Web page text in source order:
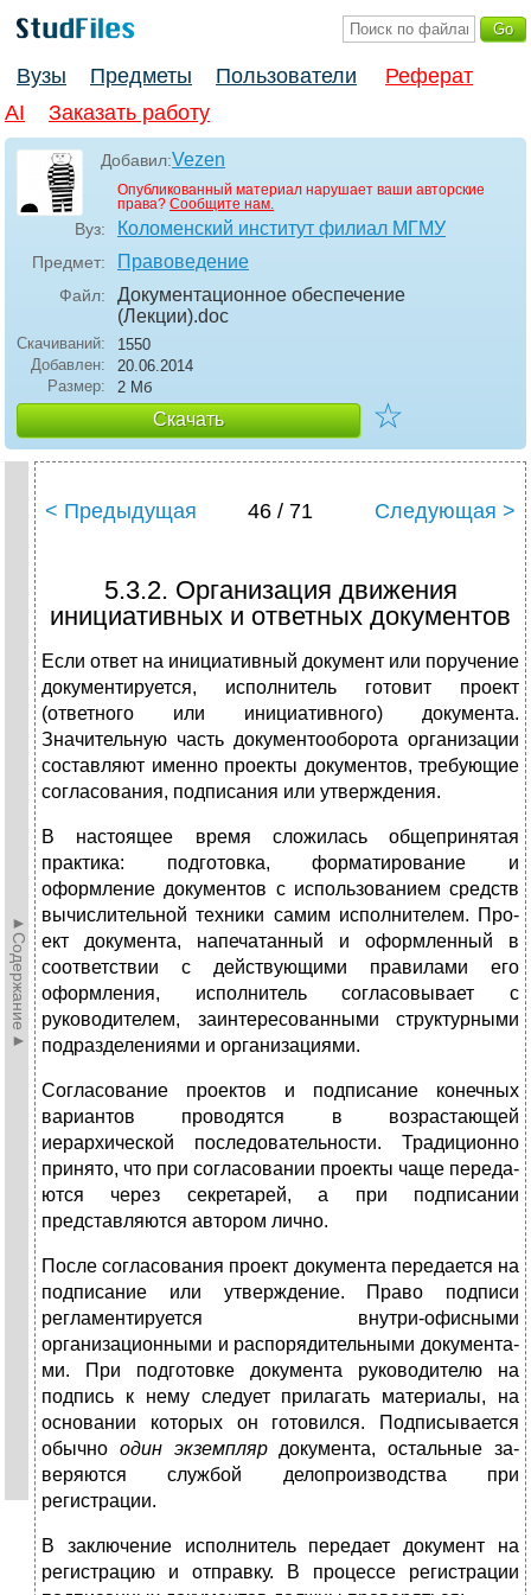
Вузы Предметы Пользователи
Реферат
AI
Заказать работу
Добавил:Vezen
Опубликованный материал нарушает ваши авторские
права? Сообщите нам.
Вуз: Коломенский институт филиал МГМУ
Предмет: Правоведение
Файл:
Документационное обеспечение
(Лекции).doc
Скачиваний:
1550
Добавлен:
20.06.2014
Размер:
2 Мб
Скачать ☆
►Содержание►
< Предыдущая 46 / 71 Следующая >
5.3.2. Организация движения
инициативных и ответных документов
Если ответ на инициативный документ или поручение
докумен­тируется, исполнитель готовит проект
(ответного или инициатив­ного) документа.
Значительную часть документооборота органи­зации
составляют именно проекты документов, требующие
согла­сования, подписания или утверждения.
В настоящее время сложилась общепринятая
практика: подго­товка, форматирование и
оформление документов с использова­нием средств
вычислительной техники самим исполнителем. Про­
ект документа, напечатанный и оформленный в
соответствии с действующими правилами его
оформления, исполнитель согласо­вывает с
руководителем, заинтересованными структурными
под­разделениями и организациями.
Согласование проектов и подписание конечных
вариантов про­водятся в возрастающей
иерархической последовательности. Тра­диционно
принято, что при согласовании проекты чаще переда­
ются через секретарей, а при подписании
представляются автором лично.
После согласования проект документа передается на
подписа­ние или утверждение. Право подписи
регламентируется внутри-офисными
организационными и распорядительными документа­
ми. При подготовке документа руководителю на
подпись к нему следует прилагать материалы, на
основании которых он готовился. Подписывается
обычно один экземпляр документа, остальные за­
веряются службой делопроизводства при
регистрации.
В заключение исполнитель передает документ на
регистрацию и отправку. В процессе регистрации